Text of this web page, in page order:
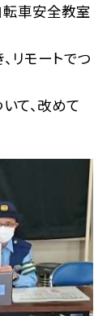
転車安全教室
リモートでつ
て、改めて